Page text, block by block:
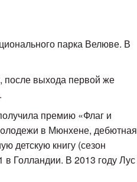
парка Велюве. В
после выхода первой же
премию «Флаг и
в Мюнхене, дебютная
детскую книгу (сезон
в Голландии. В 2013 году Лус